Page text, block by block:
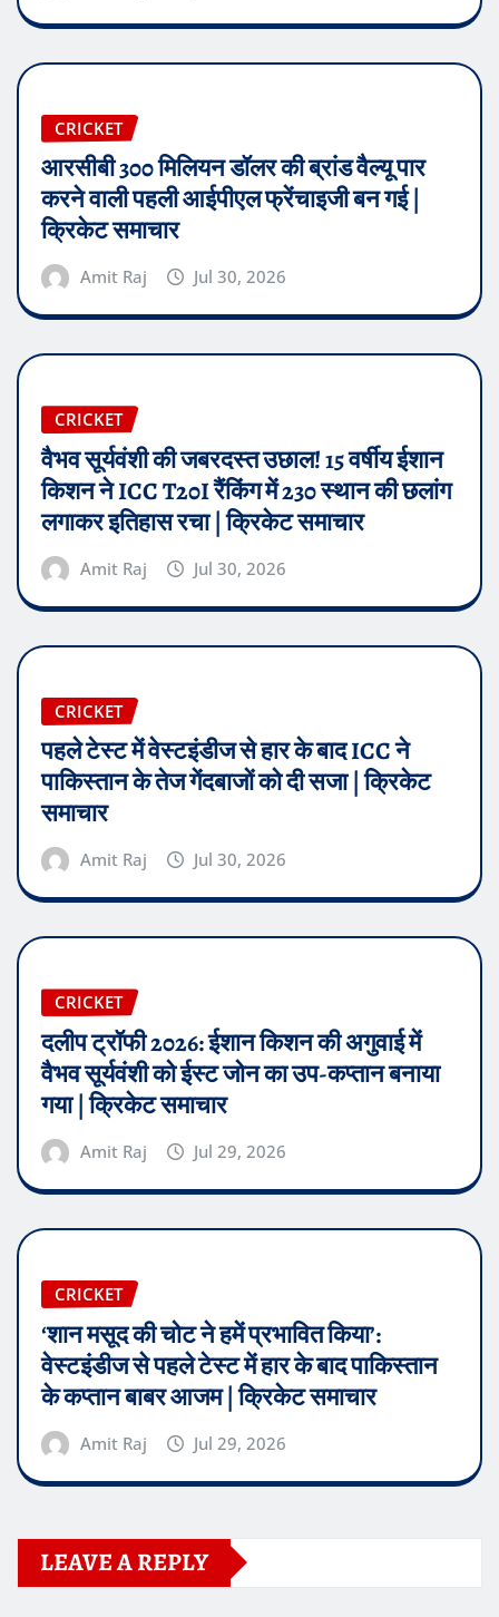
CRICKET
आरसीबी 300 मिलियन डॉलर की ब्रांड वैल्यू पार
करने वाली पहली आईपीएल फ्रेंचाइजी बन गई |
क्रिकेट समाचार
Amit Raj Jul 30, 2026
CRICKET
वैभव सूर्यवंशी की जबरदस्त उछाल! 15 वर्षीय ईशान
किशन ने ICC T20I रैंकिंग में 230 स्थान की छलांग
लगाकर इतिहास रचा | क्रिकेट समाचार
Amit Raj Jul 30, 2026
CRICKET
पहले टेस्ट में वेस्टइंडीज से हार के बाद ICC ने
पाकिस्तान के तेज गेंदबाजों को दी सजा | क्रिकेट
समाचार
Amit Raj Jul 30, 2026
CRICKET
दलीप ट्रॉफी 2026: ईशान किशन की अगुवाई में
वैभव सूर्यवंशी को ईस्ट जोन का उप-कप्तान बनाया
गया | क्रिकेट समाचार
Amit Raj Jul 29, 2026
CRICKET
‘शान मसूद की चोट ने हमें प्रभावित किया’:
वेस्टइंडीज से पहले टेस्ट में हार के बाद पाकिस्तान
के कप्तान बाबर आजम | क्रिकेट समाचार
Amit Raj Jul 29, 2026
LEAVE A REPLY